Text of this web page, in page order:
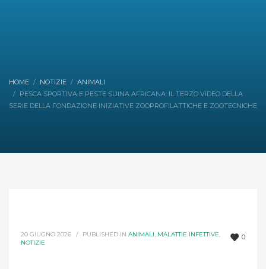
HOME NOTIZIE
ANIMALI
PESCA SPORTIVA E PESTE SUINA AFRICANA: IL TERZO VIDEO DELLA
SERIE DELLA FONDAZIONE INIZIATIVE ZOOPROFILATTICHE E ZOOTECNICHE
0
20 GIUGNO 2026 / PUBLISHED IN ANIMALI, MALATTIE INFETTIVE,
NOTIZIE